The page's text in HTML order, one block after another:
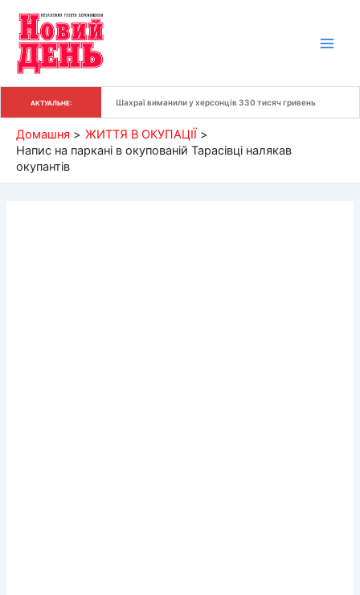
вмісту
АКТУАЛЬНЕ: Шахраї виманили у херсонців 330 тисяч гривень
Домашня
ЖИТТЯ В ОКУПАЦІЇ
Напис на паркані в окупованій Тарасівці налякав
окупантів